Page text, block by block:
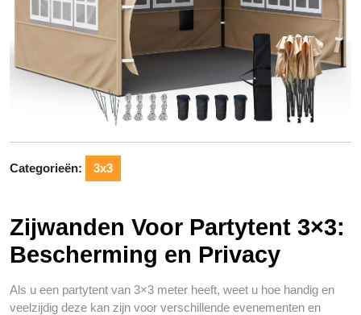
Categorieën: 3x3
Zijwanden Voor Partytent 3×3:
Bescherming en Privacy
Als u een partytent van 3×3 meter heeft, weet u hoe handig en
veelzijdig deze kan zijn voor verschillende evenementen en